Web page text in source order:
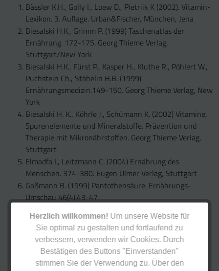
Herzlich willkommen! Um unsere Website für
Sie optimal zu gestalten und fortlaufend zu
verbessern, verwenden wir Cookies. Durch
Bestätigen des Buttons "Einverstanden"
stimmen Sie der Verwendung zu. Über den
Bässler K.H., Golly I., Loew D., Pietriik K (2002). Vitamin-
Lexikon. 3. Auflage. Urban&Fischer, München, Jena
Biesalski H.K., Grimm P. (1999) Taschenatlas der
Ernährung. 172-175. Georg Thieme Verlag,
Stuttgart/New York
Biesalski H.K., Fürst P., Kasper H., Kluthe R., Pöhlert W.,
Puchstein Ch., Stähelin H.B. (1999)
Ernährungsmedizin.149-150. Georg Thieme Verlag, New
York
Biesalski H. K., Köhrle J., Schümann K. (2002) Vitamine,
Spurenelemente und Mineralstoffe. Prävention und
Therapie mit Mikronährstoffen. Georg Thieme Verlag,
Stuttgart
Elmadfa I., Leitzmann C. (2004) Ernährung des
Menschen. 374-380. Eugen Ulmer Verlag, Stuttgart
Gaßmann B. (1999) Pantothensäure. Ernährungs-
Umschau 46(4):43-47
Physiologische Grundlagen, Prävention, Therapie. 112-
113. Wissenschaftliche Verlagsgesellschaft mbH,
Stuttgart
Leitzmann C., Müller C., Michel P., Brehme U., Hahn A.,
Laube H. (2005) Ernährung in Prävention und Therapie.